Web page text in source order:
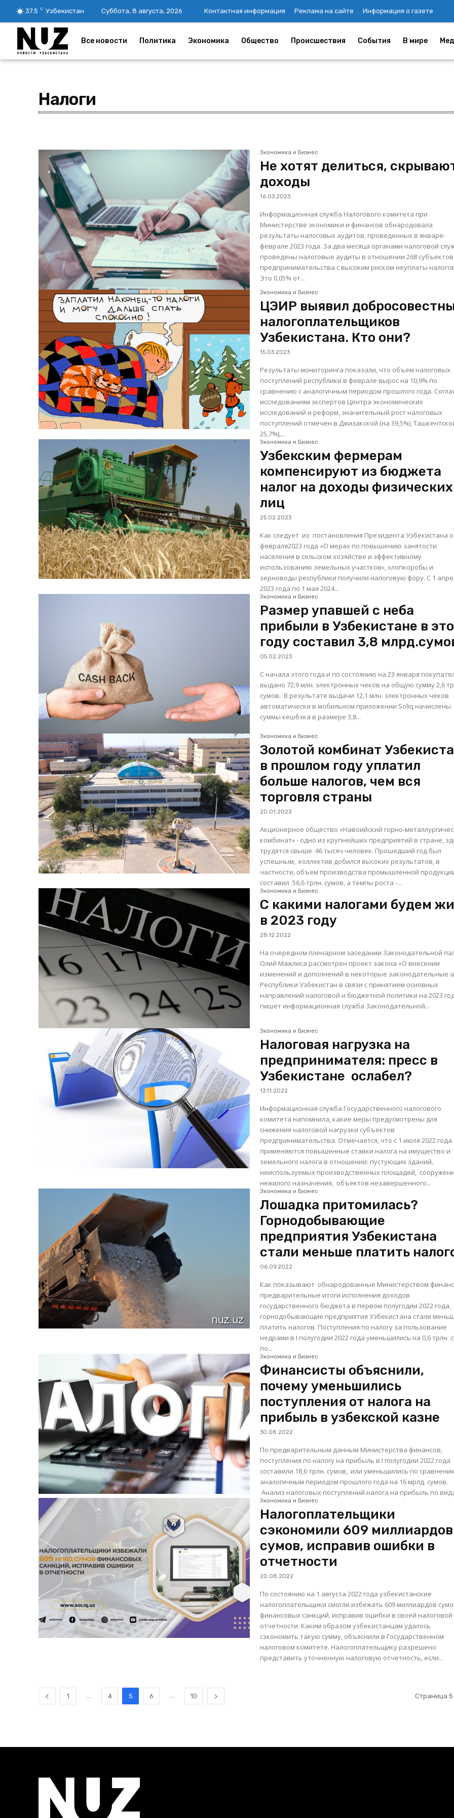
37.5 C Узбекистан Суббота, 8 августа, 2026 Контактная информация Реклама на сайте Информация о газете
Все новости Политика Экономика Общество Происшествия События В мире
Налоги
Экономика и Бизнес
Не хотят делиться,
доходы
16.03.2023
Информационная служба Налогового комитета при
Министерстве экономики и финансов обнародовала
результаты налоговых аудитов, проведенных в январе-
феврале 2023 года. За два месяца органами налоговой службы
проведены налоговые аудиты в отношении 268 субъектов
предпринимательства с высоким риском неуплаты
Это 0,05% от...
Экономика и Бизнес
ЦЭИР выявил
налогоплательщиков
Узбекистана. Кто они?
15.03.2023
Результаты мониторинга показали, что объем налоговых
поступлений республики в феврале вырос на 10,9% по
сравнению с аналогичным периодом прошлого года. Согласно
исследованиям экспертов Центра экономических
исследований и реформ, значительный рост налоговых
поступлений отмечен в Джизакской (на 39,5%),
25,7%),...
Экономика и Бизнес
Узбекским фермерам
компенсируют из бюджета
налог на доходы физических
лиц
25.02.2023
Как следует из постановления Президента Узбекистана
февраля2023 года «О мерах по повышению занятости
населения в сельском хозяйстве и эффективному
использованию земельных участков», хлопкоробы и
зерноводы республики получили налоговую фору. С 1 апреля
2023 года по 1 мая 2024...
Экономика и Бизнес
Размер упавшей с неба
прибыли в Узбекистане в
году составил 3,8
05.02.2023
С начала этого года и по состоянию на 23 января
выдано 72,9 млн. электронных чеков на общую сумму 2,6
сумов. В результате выдачи 12,1 млн. электронных чеков
автоматически в мобильном приложении Soliq начислены
суммы кешбэка в размере 3,8...
Экономика и Бизнес
Золотой комбинат
в прошлом году уплатил
больше налогов, чем вся
торговля страны
20.01.2023
Акционерное общество «Навоийский горно-
комбинат» - одно из крупнейших предприятий в стране,
трудятся свыше 46 тысяч человек. Прошедший год был
успешным, коллектив добился высоких результатов, в
частности, объем производства промышленной
составил 56,6 трлн. сумов, а темпы роста -...
Экономика и Бизнес
С какими налогами будем
в 2023 году
28.12.2022
На очередном пленарном заседании Законодательной
Олий Мажлиса рассмотрен проект закона «О внесении
изменений и дополнений в некоторые законодательные
Республики Узбекистан в связи с принятием основных
направлений налоговой и бюджетной политики на 2023
пишет информационная служба Законодательной...
Экономика и Бизнес
Налоговая нагрузка на
предпринимателя: пресс в
Узбекистане ослабел?
13.11.2022
Информационная служба Государственного налогового
комитета напомнила, какие меры предусмотрены для
снижения налоговой нагрузки субъектов
предпринимательства. Отмечается, что с 1 июля 2022 года не
применяются повышенные ставки налога на имущество и
земельного налога в отношении: пустующих зданий,
неиспользуемых производственных площадей, сооружений
нежилого назначения, объектов незавершенного...
Экономика и Бизнес
Лошадка притомилась?
Горнодобывающие
предприятия Узбекистана
стали меньше платить
06.09.2022
Как показывают обнародованные Министерством
предварительные итоги исполнения доходов
государственного бюджета в первом полугодии 2022 года,
горнодобывающие предприятия Узбекистана стали
платить налогов. Поступления по налогу за пользование
недрами в I полугодии 2022 года уменьшились на 0,6 трлн.
по...
Экономика и Бизнес
Финансисты объяснили,
почему уменьшились
поступления от налога на
прибыль в узбекской казне
30.08.2022
По предварительным данным Министерства финансов,
поступления по налогу на прибыль в I полугодии 2022 года
составили 18,6 трлн. сумов, или уменьшились по
аналогичным периодом прошлого года на 16 мрлд. сумов.
Анализ налоговых поступлений налога на прибыль по
Экономика и Бизнес
Налогоплательщики
сэкономили 609 миллиардов
сумов, исправив ошибки в
отчетности
20.08.2022
По состоянию на 1 августа 2022 года узбекистанские
налогоплательщики смогли избежать 609 миллиардов
финансовых санкций, исправив ошибки в своей налоговой
отчетности. Каким образом узбекистанцам удалось
сэкономить такую сумму, объяснили в Государственном
налоговом комитете. Налогоплательщику разрешено
представить уточненную налоговую отчетность, если...
1 ... 4 5 6 ... 10 Страница 5